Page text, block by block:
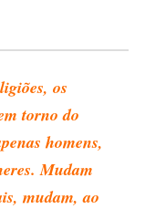
os
torno do
homens,
Mudam
mudam, ao